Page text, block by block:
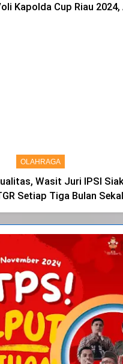
Kapolda Cup Riau 2024,
OLAHRAGA
Wasit Juri IPSI
Setiap Tiga Bulan